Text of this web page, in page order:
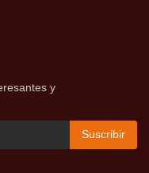
y
Suscribir